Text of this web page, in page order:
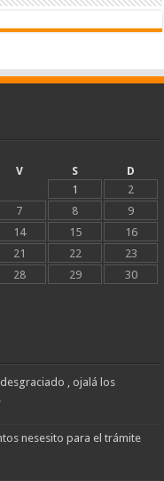
V S
D
1
2
7 8
9
14 15
16
21 22
23
28 29
30
, ojalá los
nesesito para el trámite